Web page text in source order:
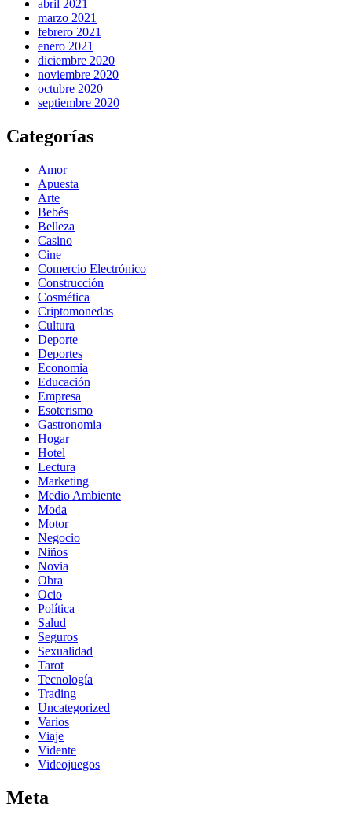
abril 2021
marzo 2021
febrero 2021
enero 2021
diciembre 2020
noviembre 2020
octubre 2020
septiembre 2020
Categorías
Amor
Apuesta
Arte
Bebés
Belleza
Casino
Cine
Comercio Electrónico
Construcción
Cosmética
Criptomonedas
Cultura
Deporte
Deportes
Economia
Educación
Empresa
Esoterismo
Gastronomia
Hogar
Hotel
Lectura
Marketing
Medio Ambiente
Moda
Motor
Negocio
Niños
Novia
Obra
Ocio
Política
Salud
Seguros
Sexualidad
Tarot
Tecnología
Trading
Uncategorized
Varios
Viaje
Vidente
Videojuegos
Meta